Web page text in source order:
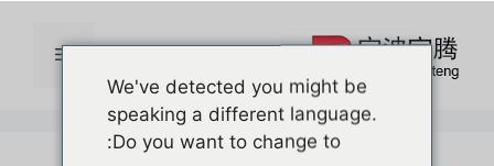
المحتوى
القائمة
We've detected you might be
speaking a different language.
Do you want to change to: